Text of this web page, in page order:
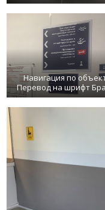
Навигация по
Перевод на шрифт